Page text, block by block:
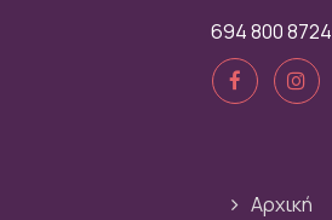
694 800 8724
Αρχική